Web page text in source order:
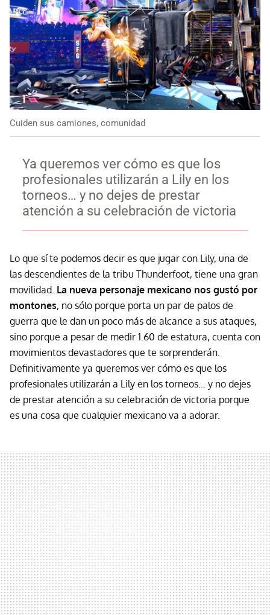
Cuiden sus camiones, comunidad
Ya queremos ver cómo es que los
profesionales utilizarán a Lily en los
torneos… y no dejes de prestar
atención a su celebración de victoria
Lo que sí te podemos decir es que jugar con Lily, una de
las descendientes de la tribu Thunderfoot, tiene una gran
movilidad. La nueva personaje mexicano nos gustó por
montones, no sólo porque porta un par de palos de
guerra que le dan un poco más de alcance a sus ataques,
sino porque a pesar de medir 1.60 de estatura, cuenta con
movimientos devastadores que te sorprenderán.
Definitivamente ya queremos ver cómo es que los
profesionales utilizarán a Lily en los torneos… y no dejes
de prestar atención a su celebración de victoria porque
es una cosa que cualquier mexicano va a adorar.